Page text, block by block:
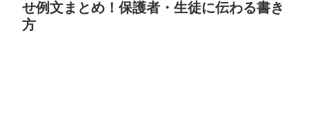
せ例文まとめ！保護者・生徒に伝わる書き
方